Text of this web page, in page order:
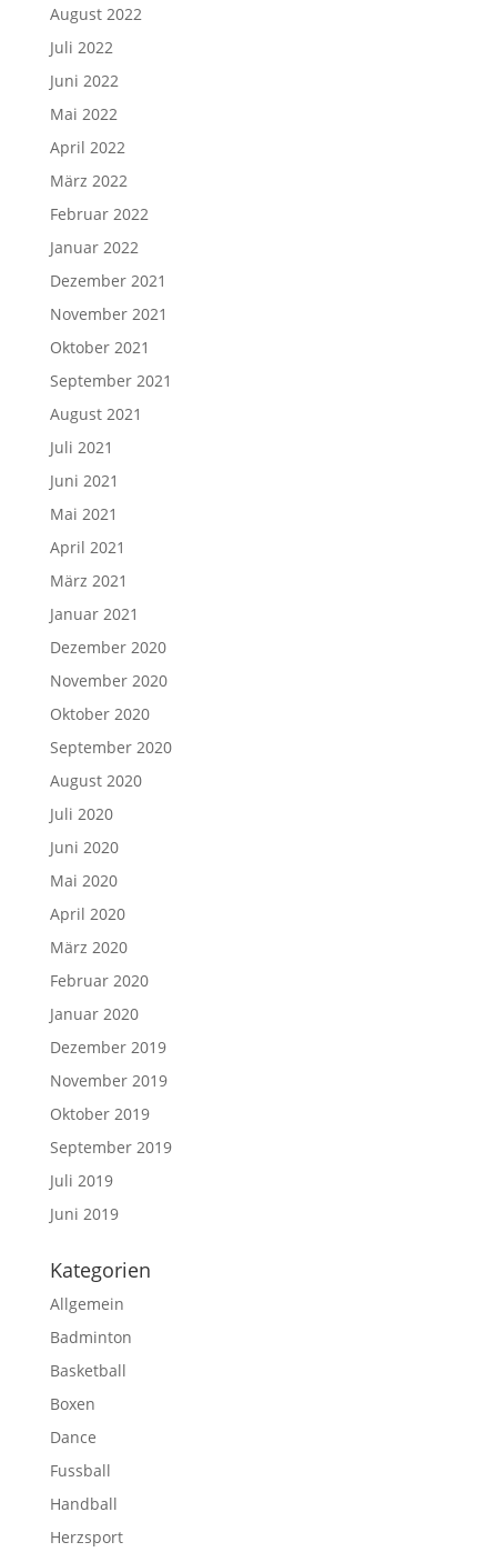
August 2022
Juli 2022
Juni 2022
Mai 2022
April 2022
März 2022
Februar 2022
Januar 2022
Dezember 2021
November 2021
Oktober 2021
September 2021
August 2021
Juli 2021
Juni 2021
Mai 2021
April 2021
März 2021
Januar 2021
Dezember 2020
November 2020
Oktober 2020
September 2020
August 2020
Juli 2020
Juni 2020
Mai 2020
April 2020
März 2020
Februar 2020
Januar 2020
Dezember 2019
November 2019
Oktober 2019
September 2019
Juli 2019
Juni 2019
Kategorien
Allgemein
Badminton
Basketball
Boxen
Dance
Fussball
Handball
Herzsport